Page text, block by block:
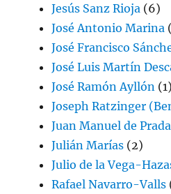
Jesús Sanz Rioja (6)
José Antonio Marina
José Francisco
José Luis Martín
José Ramón Ayllón (1)
Joseph Ratzinger
Juan Manuel de Prada
Julián Marías (2)
Julio de la Vega-
Rafael Navarro-Valls